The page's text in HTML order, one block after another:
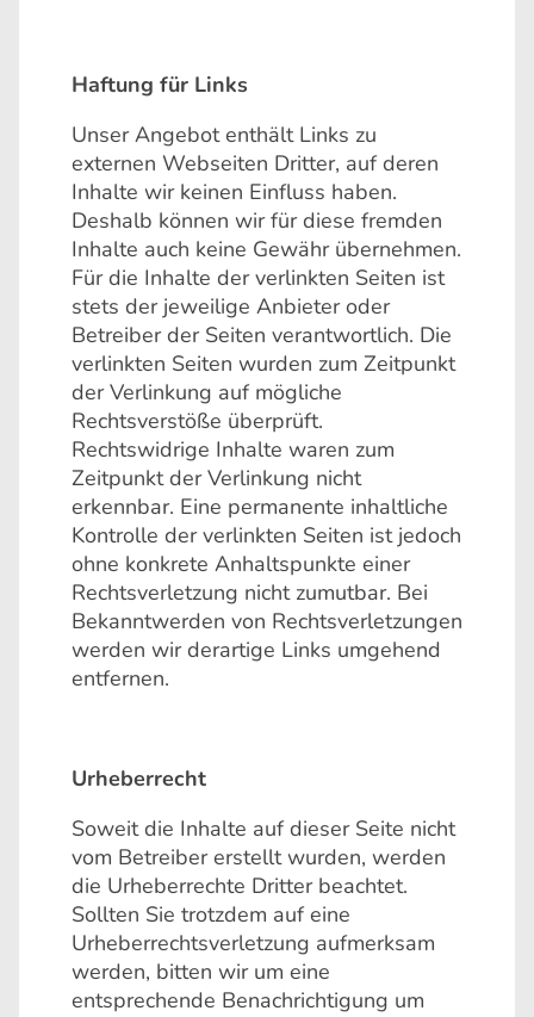
Haftung für Links
Unser Angebot enthält Links zu
externen Webseiten Dritter, auf deren
Inhalte wir keinen Einfluss haben.
Deshalb können wir für diese fremden
Inhalte auch keine Gewähr übernehmen.
Für die Inhalte der verlinkten Seiten ist
stets der jeweilige Anbieter oder
Betreiber der Seiten verantwortlich. Die
verlinkten Seiten wurden zum Zeitpunkt
der Verlinkung auf mögliche
Rechtsverstöße überprüft.
Rechtswidrige Inhalte waren zum
Zeitpunkt der Verlinkung nicht
erkennbar. Eine permanente inhaltliche
Kontrolle der verlinkten Seiten ist jedoch
ohne konkrete Anhaltspunkte einer
Rechtsverletzung nicht zumutbar. Bei
Bekanntwerden von Rechtsverletzungen
werden wir derartige Links umgehend
entfernen.
Urheberrecht
Soweit die Inhalte auf dieser Seite nicht
vom Betreiber erstellt wurden, werden
die Urheberrechte Dritter beachtet.
Sollten Sie trotzdem auf eine
Urheberrechtsverletzung aufmerksam
werden, bitten wir um eine
entsprechende Benachrichtigung um